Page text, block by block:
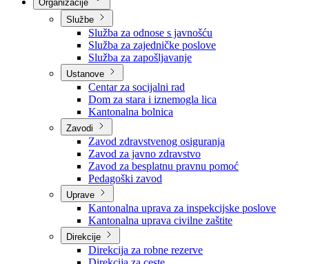
Nadležnosti
Sjednice Vlade
Službe
Služba za odnose s javnošću
Služba za zajedničke poslove
Služba za zapošljavanje
Ustanove
Centar za socijalni rad
Dom za stara i iznemogla lica
Kantonalna bolnica
Zavodi
Zavod zdravstvenog osiguranja
Zavod za javno zdravstvo
Zavod za besplatnu pravnu pomoć
Pedagoški zavod
Uprave
Kantonalna uprava za inspekcijske poslove
Kantonalna uprava civilne zaštite